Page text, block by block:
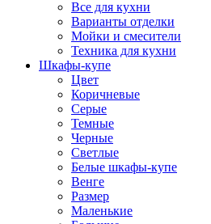
Все для кухни
Варианты отделки
Мойки и смесители
Техника для кухни
Шкафы-купе
Цвет
Коричневые
Серые
Темные
Черные
Светлые
Белые шкафы-купе
Венге
Размер
Маленькие